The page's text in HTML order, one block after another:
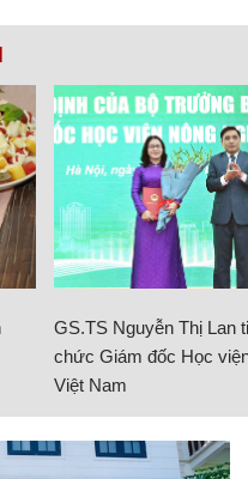
GS.TS Nguyễn Thị Lan
chức Giám đốc Học
Việt Nam